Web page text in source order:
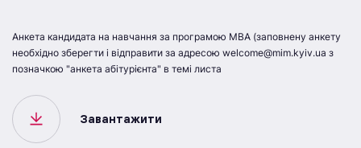
Анкета кандидата на навчання за програмою МВА (заповнену анкету
необхідно зберегти і відправити за адресою welcome@mim.kyiv.ua з
позначкою "анкета абітурієнта" в темі листа
Завантажити